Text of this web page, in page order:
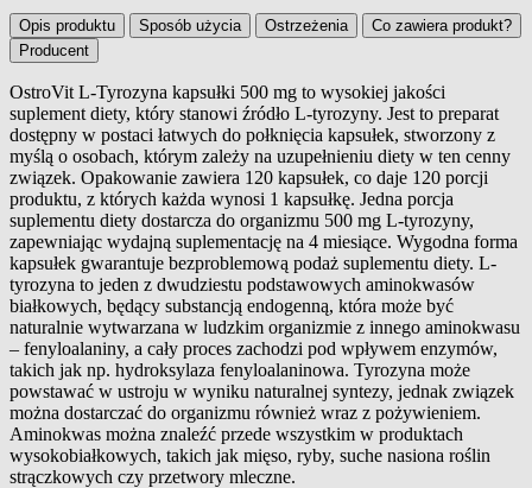
Opis produktu Sposób użycia Ostrzeżenia
Co zawiera produkt?
Producent
Opis produktu
OstroVit L-Tyrozyna kapsułki 500 mg to wysokiej jakości
suplement diety, który stanowi źródło L-tyrozyny. Jest to preparat
dostępny w postaci łatwych do połknięcia kapsułek, stworzony z
myślą o osobach, którym zależy na uzupełnieniu diety w ten cenny
związek. Opakowanie zawiera 120 kapsułek, co daje 120 porcji
produktu, z których każda wynosi 1 kapsułkę. Jedna porcja
suplementu diety dostarcza do organizmu 500 mg L-tyrozyny,
zapewniając wydajną suplementację na 4 miesiące. Wygodna forma
kapsułek gwarantuje bezproblemową podaż suplementu diety. L-
tyrozyna to jeden z dwudziestu podstawowych aminokwasów
białkowych, będący substancją endogenną, która może być
naturalnie wytwarzana w ludzkim organizmie z innego aminokwasu
– fenyloalaniny, a cały proces zachodzi pod wpływem enzymów,
takich jak np. hydroksylaza fenyloalaninowa. Tyrozyna może
powstawać w ustroju w wyniku naturalnej syntezy, jednak związek
można dostarczać do organizmu również wraz z pożywieniem.
Aminokwas można znaleźć przede wszystkim w produktach
wysokobiałkowych, takich jak mięso, ryby, suche nasiona roślin
strączkowych czy przetwory mleczne.